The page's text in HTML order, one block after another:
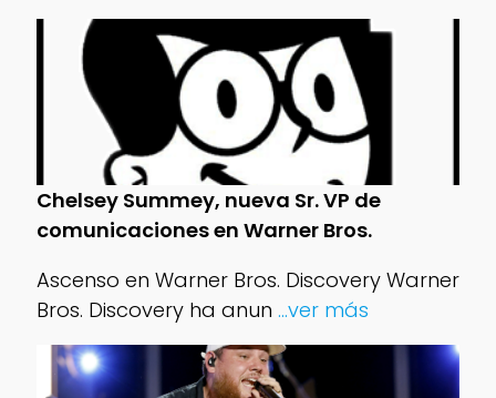
Chelsey Summey, nueva Sr. VP de
comunicaciones en Warner Bros.
Ascenso en Warner Bros. Discovery Warner
Bros. Discovery ha anun ...ver más